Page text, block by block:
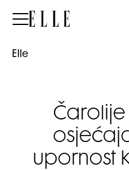
Elle
Elle
upornost